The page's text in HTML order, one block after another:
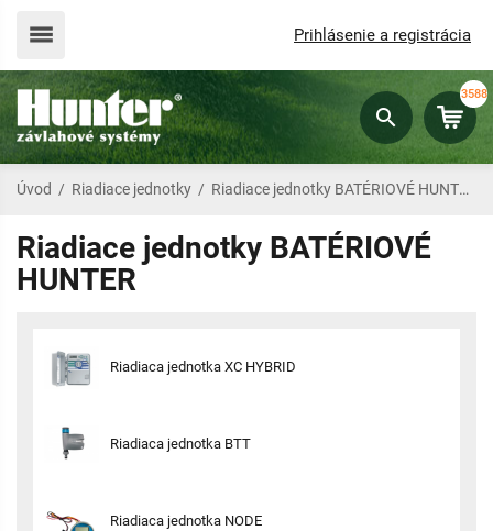
Prihlásenie a registrácia
3588
Úvod / Riadiace jednotky / Riadiace jednotky BATÉRIOVÉ HUNTER
Riadiace jednotky BATÉRIOVÉ
HUNTER
Riadiaca jednotka XC HYBRID
Riadiaca jednotka BTT
Riadiaca jednotka NODE